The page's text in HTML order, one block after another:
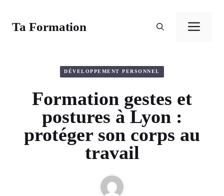
contenuTa Formation
DÉVELOPPEMENT PERSONNEL
Formation gestes et
postures à Lyon :
protéger son corps au
travail